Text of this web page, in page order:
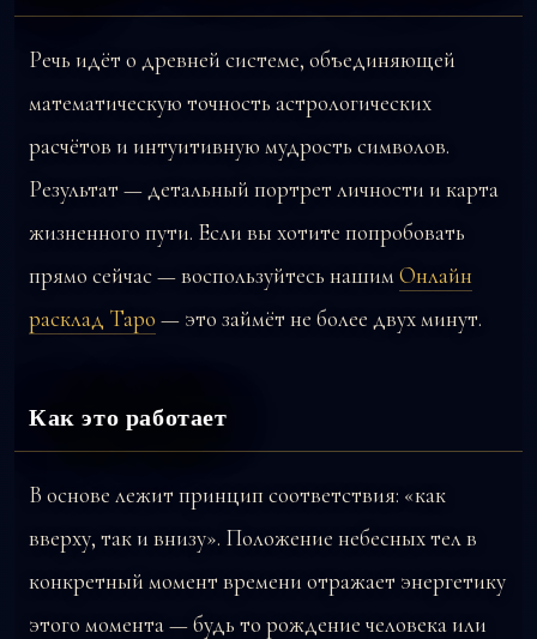
Речь идёт о древней системе, объединяющей
математическую точность астрологических
расчётов и интуитивную мудрость символов.
Результат — детальный портрет личности и карта
жизненного пути. Если вы хотите попробовать
прямо сейчас — воспользуйтесь нашимОнлайн
расклад Таро — это займёт не более двух минут.
Как это работает
В основе лежит принцип соответствия: «как
вверху, так и внизу». Положение небесных тел в
конкретный момент времени отражает энергетику
этого момента — будь то рождение человека или